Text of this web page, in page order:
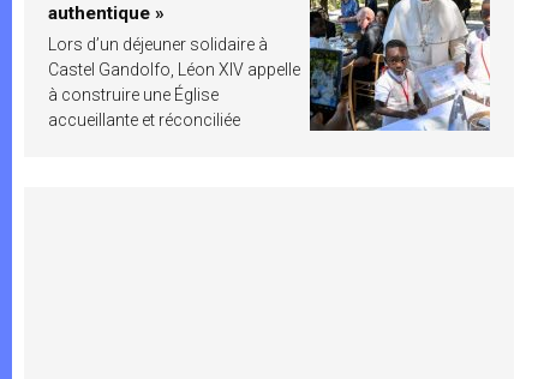
authentique »
Lors d’un déjeuner solidaire à
Castel Gandolfo, Léon XIV appelle
à construire une Église
accueillante et réconciliée